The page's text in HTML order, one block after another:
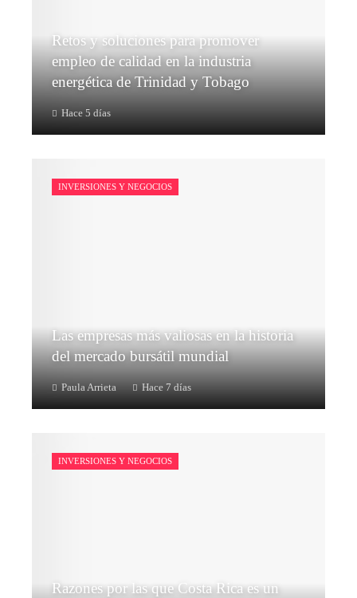
Retos y soluciones para promover
empleo de calidad en la industria
energética de Trinidad y Tobago
Hace 5 días
INVERSIONES Y NEGOCIOS
Las empresas más valiosas en la historia
del mercado bursátil mundial
Paula Arrieta Hace 7 días
INVERSIONES Y NEGOCIOS
Razones por las que Costa Rica es un